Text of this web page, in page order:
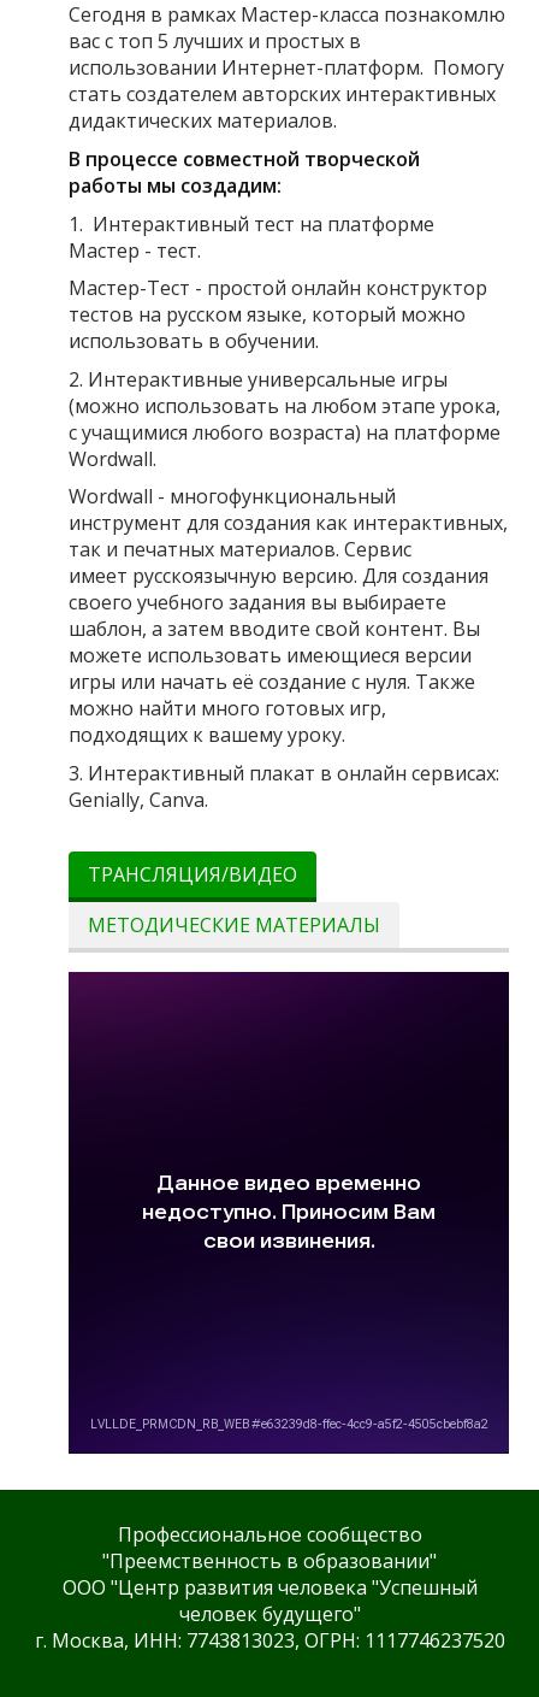
Сегодня в рамках Мастер-класса познакомлю
вас с топ 5 лучших и простых в
использовании Интернет-платформ. Помогу
стать создателем авторских интерактивных
дидактических материалов.
В процессе совместной творческой
работы мы создадим:
1. Интерактивный тест на платформе
Мастер - тест.
Мастер-Тест - простой онлайн конструктор
тестов на русском языке, который можно
использовать в обучении.
2. Интерактивные универсальные игры
(можно использовать на любом этапе урока,
с учащимися любого возраста) на платформе
Wordwall.
Wordwall - многофункциональный
инструмент для создания как интерактивных,
так и печатных материалов. Cервис
имеет русскоязычную версию. Для создания
своего учебного задания вы выбираете
шаблон, а затем вводите свой контент. Вы
можете использовать имеющиеся версии
игры или начать её создание с нуля. Также
можно найти много готовых игр,
подходящих к вашему уроку.
3. Интерактивный плакат в онлайн сервисах:
Genially, Canva.
ТРАНСЛЯЦИЯ/ВИДЕО
МЕТОДИЧЕСКИЕ МАТЕРИАЛЫ
Профессиональное сообщество
"Преемственность в образовании"
ООО "Центр развития человека "Успешный
человек будущего"
г. Москва, ИНН: 7743813023, ОГРН: 1117746237520